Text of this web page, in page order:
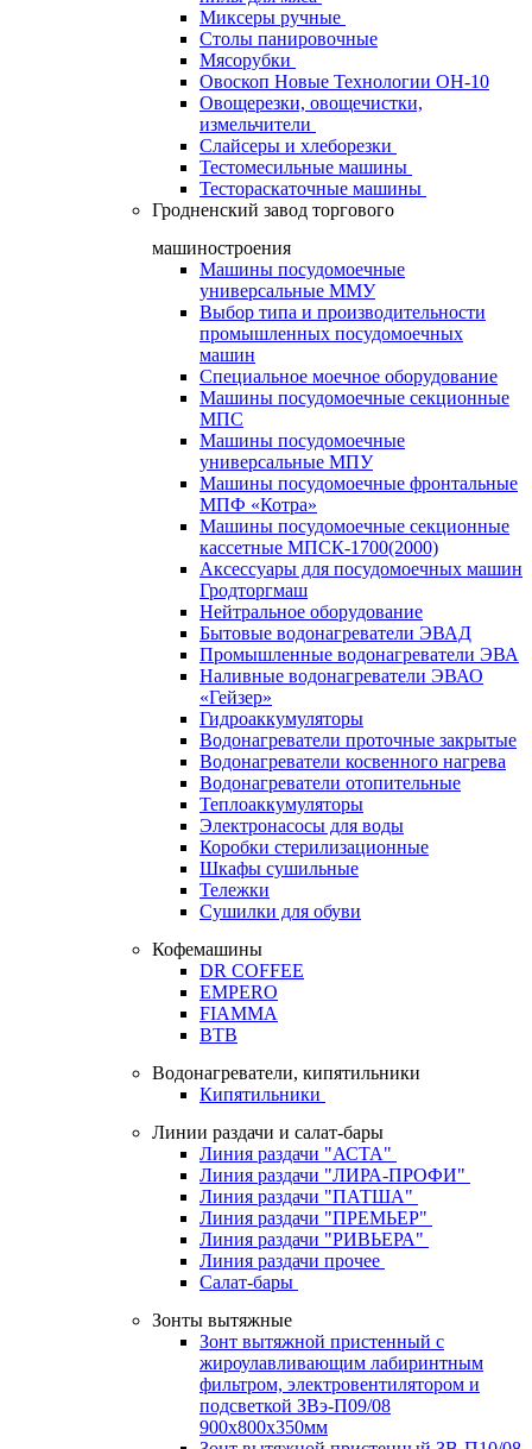
Миксеры ручные
Столы панировочные
Мясорубки
Овоскоп Новые Технологии ОН-10
Овощерезки, овощечистки,
измельчители
Слайсеры и хлеборезки
Тестомесильные машины
Тестораскаточные машины
Гродненский завод торгового
машиностроения
Машины посудомоечные
универсальные ММУ
Выбор типа и производительности
промышленных посудомоечных
машин
Специальное моечное оборудование
Машины посудомоечные секционные
МПС
Машины посудомоечные
универсальные МПУ
Машины посудомоечные фронтальные
МПФ «Котра»
Машины посудомоечные секционные
кассетные МПСК-1700(2000)
Аксессуары для посудомоечных машин
Гродторгмаш
Нейтральное оборудование
Бытовые водонагреватели ЭВАД
Промышленные водонагреватели ЭВА
Наливные водонагреватели ЭВАО
«Гейзер»
Гидроаккумуляторы
Водонагреватели проточные закрытые
Водонагреватели косвенного нагрева
Водонагреватели отопительные
Теплоаккумуляторы
Электронасосы для воды
Коробки стерилизационные
Шкафы сушильные
Тележки
Сушилки для обуви
Кофемашины
DR COFFEE
EMPERO
FIAMMA
BTB
Водонагреватели, кипятильники
Кипятильники
Линии раздачи и салат-бары
Линия раздачи "АСТА"
Линия раздачи "ЛИРА-ПРОФИ"
Линия раздачи "ПАТША"
Линия раздачи "ПРЕМЬЕР"
Линия раздачи "РИВЬЕРА"
Линия раздачи прочее
Салат-бары
Зонты вытяжные
Зонт вытяжной пристенный с
жироулавливающим лабиринтным
фильтром, электровентилятором и
подсветкой ЗВэ-П09/08
900х800х350мм